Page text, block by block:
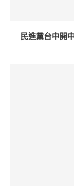
民進黨台中開